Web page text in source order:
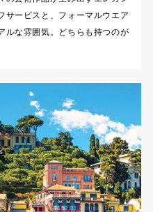
サービスと、フォーマルウエア
ルな雰囲気。どちらも持つのが